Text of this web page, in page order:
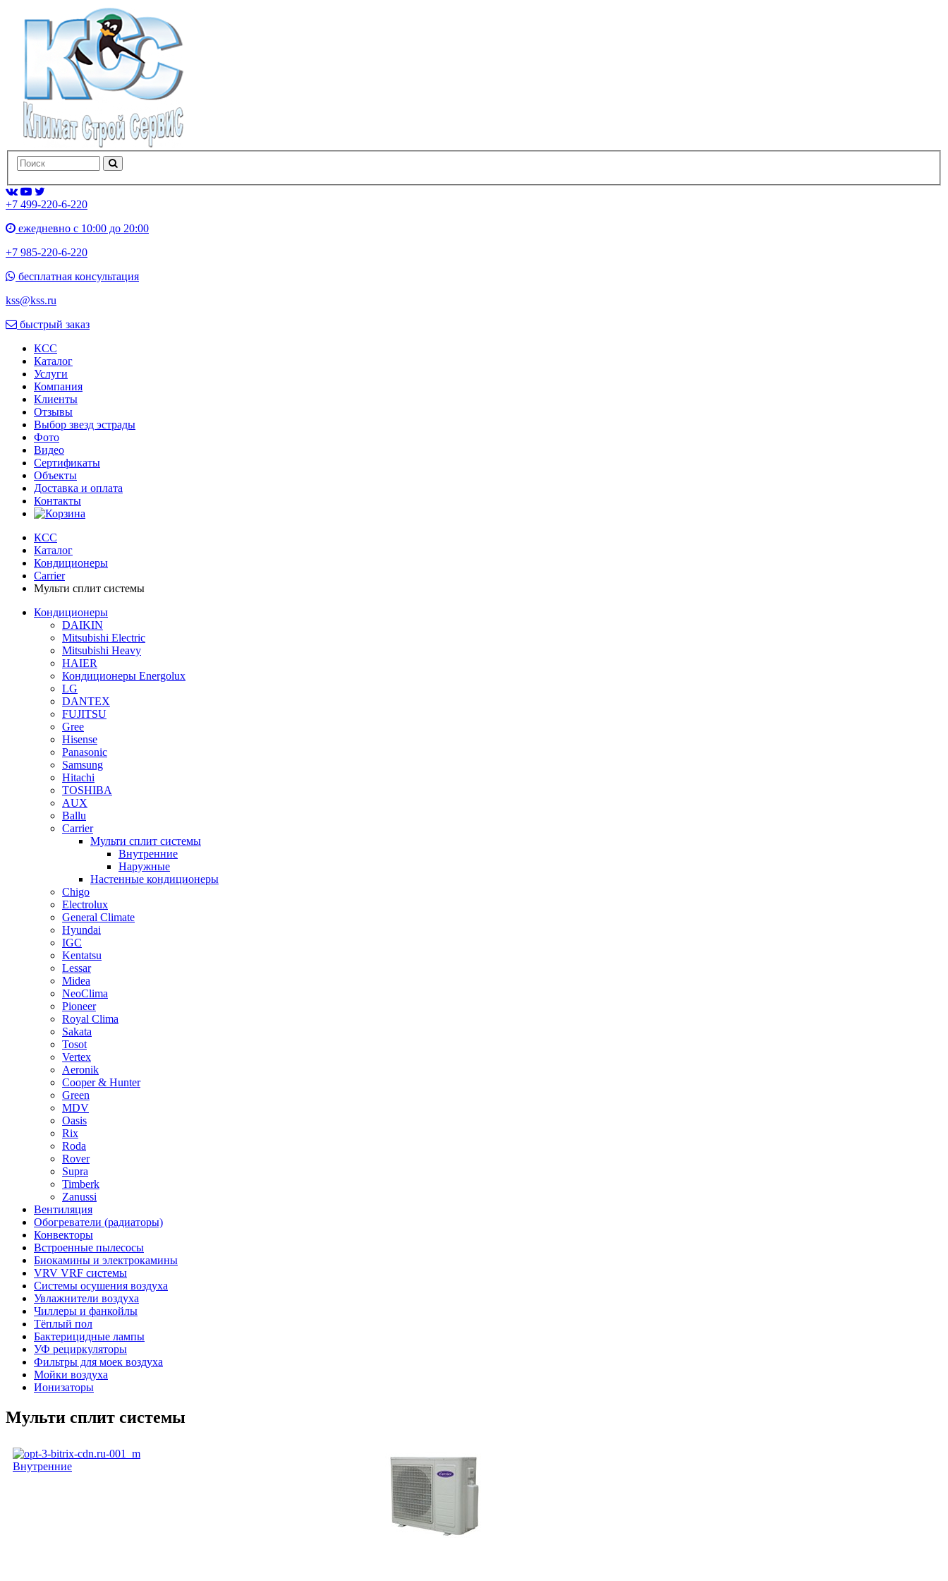
+7 499-220-6-220
ежедневно с 10:00 до 20:00
+7 985-220-6-220
бесплатная консультация
kss@kss.ru
быстрый заказ
КСС
Каталог
Услуги
Компания
Клиенты
Oтзывы
Выбор звезд эстрады
Фото
Видео
Сертификаты
Объекты
Доставка и оплата
Контакты
КСС
Каталог
Кондиционеры
Carrier
Мульти сплит системы
Кондиционеры
DAIKIN
Mitsubishi Electric
Mitsubishi Heavy
HAIER
Кондиционеры Energolux
LG
DANTEX
FUJITSU
Gree
Hisense
Panasonic
Samsung
Hitachi
TOSHIBA
AUX
Ballu
Carrier
Мульти сплит системы
Внутренние
Наружные
Настенные кондиционеры
Chigo
Electrolux
General Climate
Hyundai
IGC
Kentatsu
Lessar
Midea
NeoClima
Pioneer
Royal Clima
Sakata
Tosot
Vertex
Aeronik
Cooper & Hunter
Green
MDV
Oasis
Rix
Roda
Rover
Supra
Timberk
Zanussi
Вентиляция
Обогреватели (радиаторы)
Конвекторы
Встроенные пылесосы
Биокамины и электрокамины
VRV VRF системы
Системы осушения воздуха
Увлажнители воздуха
Чиллеры и фанкойлы
Тёплый пол
Бактерицидные лампы
УФ рециркуляторы
Фильтры для моек воздуха
Мойки воздуха
Ионизаторы
Мульти сплит системы
Внутренние